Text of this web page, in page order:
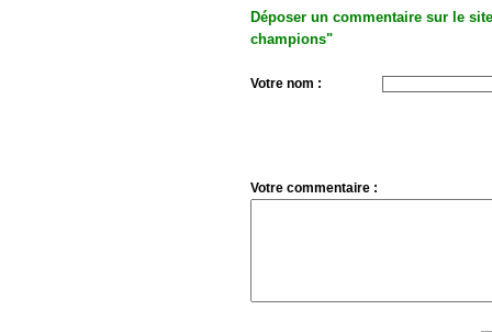
Déposer un commentaire sur le
champions"
Votre nom :
Votre commentaire :